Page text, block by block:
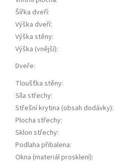
Šířka dveří:
Výška dveří:
Výška stěny:
Výška (vnější):
Dveře:
Tloušťka stěny:
Síla střechy:
Střešní krytina (obsah dodávky):
Plocha střechy:
Sklon střechy:
Podlaha přibalena:
Okna (materiál prosklení):